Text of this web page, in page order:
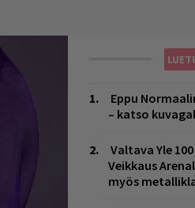
Eppu
– katso
Valtava Yle
Veikkaus
myös